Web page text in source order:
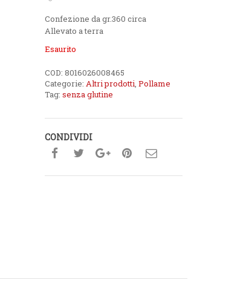
Confezione da gr.360 circa
Allevato a terra
Esaurito
COD:8016026008465
Categorie:Altri prodotti,Pollame
Tag:senza glutine
CONDIVIDI